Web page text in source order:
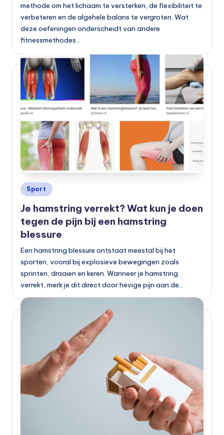
methode om het lichaam te versterken, de flexibiliteit te
verbeteren en de algehele balans te vergroten. Wat
deze oefeningen onderscheidt van andere
fitnessmethodes…
Geplaatst
Sport
Je hamstring verrekt? Wat kun je doen
tegen de pijn bij een hamstring
blessure
Een hamstring blessure ontstaat meestal bij het
sporten, vooral bij explosieve bewegingen zoals
sprinten, draaien en keren. Wanneer je hamstring
verrekt, merk je dit direct door hevige pijn aan de…